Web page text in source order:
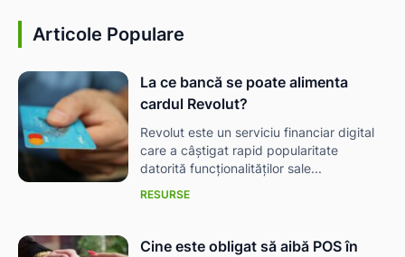
Articole Populare
La ce bancă se poate alimenta
cardul Revolut?
Revolut este un serviciu financiar digital
care a câștigat rapid popularitate
datorită funcționalităților sale...
RESURSE
Cine este obligat să aibă POS în